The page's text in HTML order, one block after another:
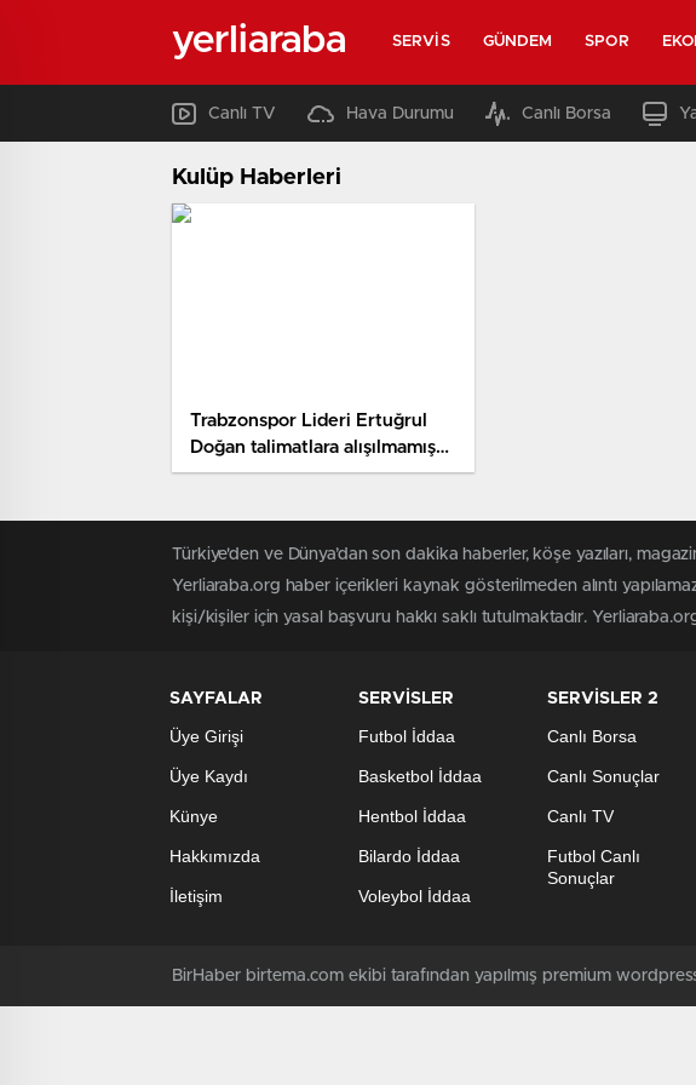
yerliaraba SERVIS GÜNDEM SPOR
Canlı TV Hava Durumu Canlı Borsa
Kulüp Haberleri
Trabzonspor Lideri Ertuğrul
Doğan talimatlara alışılmamış
mı hareket etti? Gerçek ortaya
Türkiye'den ve Dünya’dan son dakika haberler, köşe yazıları,
Yerliaraba.org haber içerikleri kaynak gösterilmeden alıntı
kişi/kişiler için yasal başvuru hakkı saklı tutulmaktadır.
SAYFALAR
Üye Girişi
Üye Kaydı
Künye
Hakkımızda
İletişim
SERVİSLER
Futbol İddaa
Basketbol İddaa
Hentbol İddaa
Bilardo İddaa
Voleybol İddaa
SERVİSLER 2
Canlı Borsa
Canlı Sonuçlar
Canlı TV
Futbol Canlı
Sonuçlar
BirHaber birtema.com ekibi tarafından yapılmış premium